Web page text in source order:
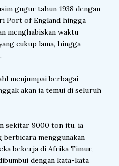
gugur tahun 1938 dengan
Port of England hingga
menghabiskan waktu
cukup lama, hingga
menjumpai berbagai
akan ia temui di seluruh
sekitar 9000 ton itu, ia
menggunakan
bekerja di Afrika Timur,
dengan kata-kata